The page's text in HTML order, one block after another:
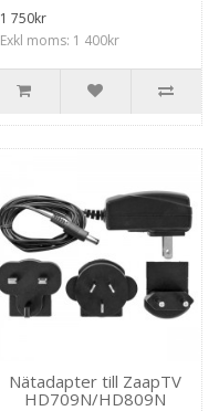
1 750kr
Exkl moms: 1 400kr
Nätadapter till ZaapTV
HD709N/HD809N